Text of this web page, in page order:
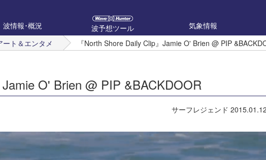
波情報･概況
波予想ツール 気象情報
ート＆エンタメ 『North Shore Daily Clip』Jamie O' Brien @ PIP
Jamie O' Brien @ PIP &BACKDOOR
サーフレジェンド 2015.01.12